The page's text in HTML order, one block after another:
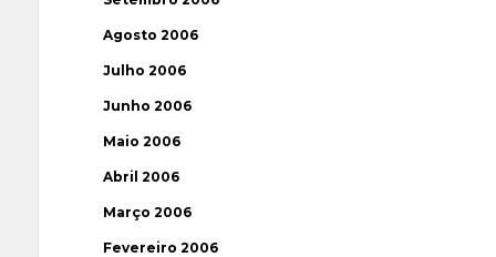
Agosto 2006
Julho 2006
Junho 2006
Maio 2006
Abril 2006
Março 2006
Fevereiro 2006